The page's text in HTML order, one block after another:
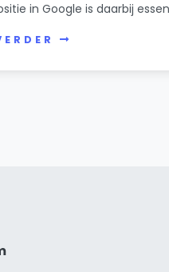
in Google is daarbij